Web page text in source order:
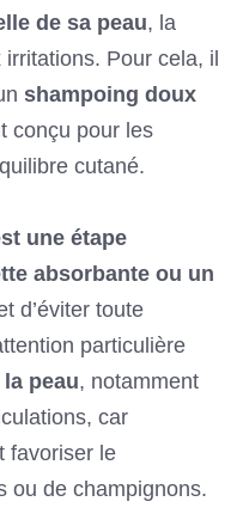
de sa peau, la
Pour cela, il
shampoing doux
conçu pour les
cutané.
une étape
absorbante ou un
d’éviter toute
particulière
peau, notamment
car
favoriser le
ou de champignons.